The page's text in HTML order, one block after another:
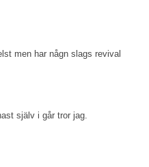
men har någn slags revival
själv i går tror jag.